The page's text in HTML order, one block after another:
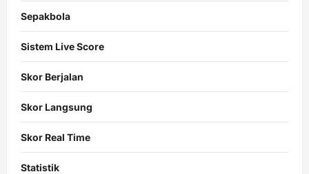
Sepakbola
Sistem Live Score
Skor Berjalan
Skor Langsung
Skor Real Time
Statistik